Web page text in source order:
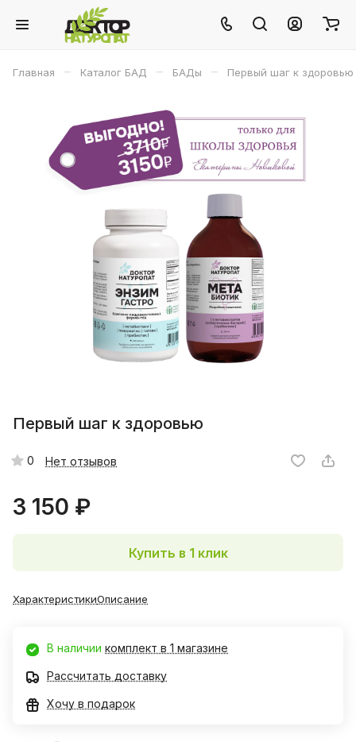
Главная – Каталог БАД – БАДы – Первый шаг к здоровью
Первый шаг к здоровью
0 Нет отзывов
3 150 ₽
Купить в 1 клик
ХарактеристикиОписание
В наличии комплект в 1 магазине
Рассчитать доставку
Хочу в подарок